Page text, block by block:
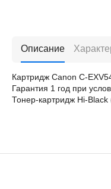
Описание
Картридж Canon C-
Гарантия 1 год при
Тонер-картридж Hi-